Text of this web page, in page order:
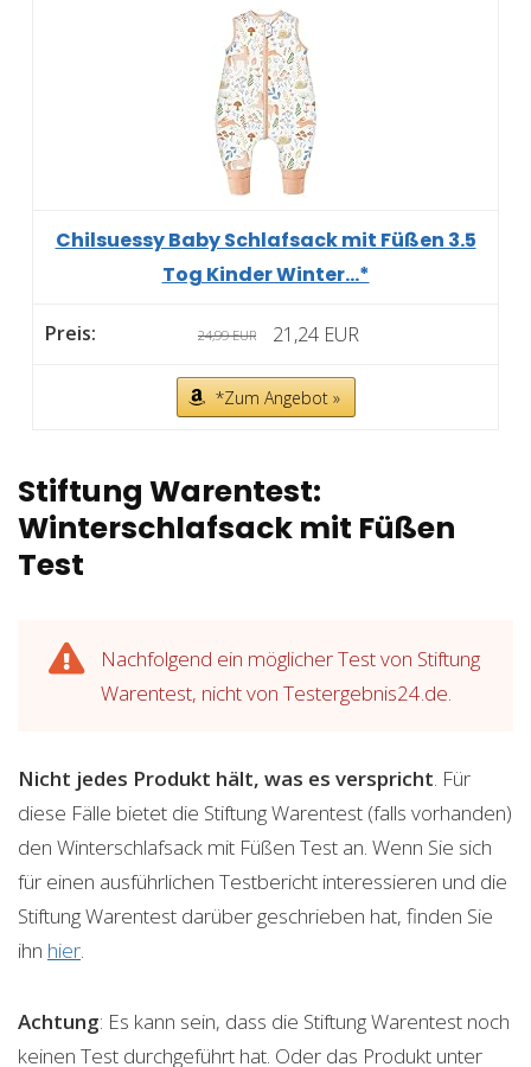
Chilsuessy Baby Schlafsack mit Füßen 3.5
Tog Kinder Winter...*
24,99 EUR 21,24 EUR
*Zum Angebot »
Stiftung Warentest:
Winterschlafsack mit Füßen
Test
Nachfolgend ein möglicher Test von Stiftung
Warentest, nicht von Testergebnis24.de.
Nicht jedes Produkt hält, was es verspricht. Für
diese Fälle bietet die Stiftung Warentest (falls vorhanden)
den Winterschlafsack mit Füßen Test an. Wenn Sie sich
für einen ausführlichen Testbericht interessieren und die
Stiftung Warentest darüber geschrieben hat, finden Sie
ihn hier.
Achtung: Es kann sein, dass die Stiftung Warentest noch
keinen Test durchgeführt hat. Oder das Produkt unter